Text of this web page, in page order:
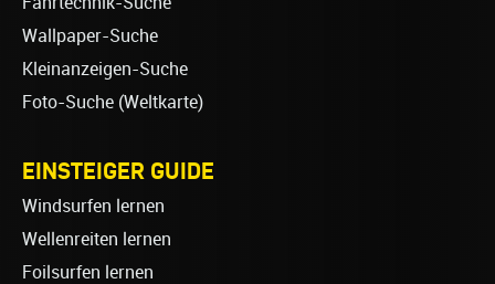
Wallpaper-Suche
Kleinanzeigen-Suche
Foto-Suche (Weltkarte)
EINSTEIGER GUIDE
Windsurfen lernen
Wellenreiten lernen
Foilsurfen lernen